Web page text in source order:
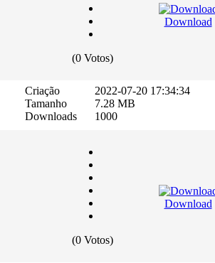
(0 Votos)
Download
Criação
Tamanho
Downloads
2022-07-20 17:34:34
7.28 MB
1000
(0 Votos)
Download